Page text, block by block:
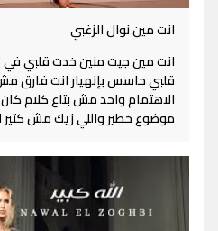
انت مين نوال الزغبي
انت مين جيت منين خدت قلبي في
قلبي حاسس بإنهيار انت فارق
الاهتمام واحد مش بتاع كلام
موضوع خطير واللي زيك مش كتير